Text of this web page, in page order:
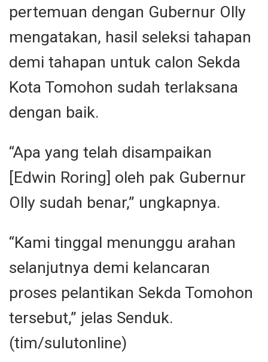
pertemuan dengan Gubernur Olly
mengatakan, hasil seleksi tahapan
demi tahapan untuk calon Sekda
Kota Tomohon sudah terlaksana
dengan baik.
“Apa yang telah disampaikan
[Edwin Roring] oleh pak Gubernur
Olly sudah benar,” ungkapnya.
“Kami tinggal menunggu arahan
selanjutnya demi kelancaran
proses pelantikan Sekda Tomohon
tersebut,” jelas Senduk.
(tim/sulutonline)